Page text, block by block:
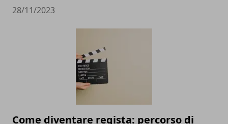
28/11/2023
Come diventare regista: percorso di